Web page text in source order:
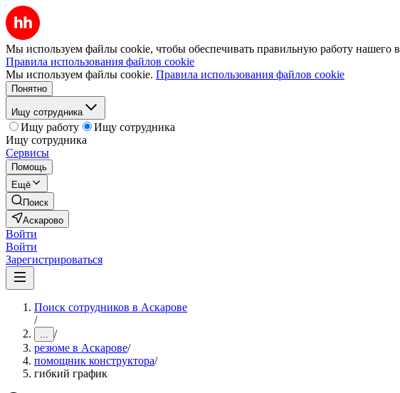
Мы используем файлы cookie, чтобы обеспечивать правильную работу нашего
Правила использования файлов cookie
Мы используем файлы cookie. Правила использования файлов cookie
Понятно
Ищу сотрудника
Ищу работу
Ищу сотрудника
Ищу сотрудника
Сервисы
Помощь
Ещё
Поиск
Аскарово
Войти
Войти
Зарегистрироваться
Поиск сотрудников в Аскарове
/
... /
резюме в Аскарове/
помощник конструктора/
гибкий график